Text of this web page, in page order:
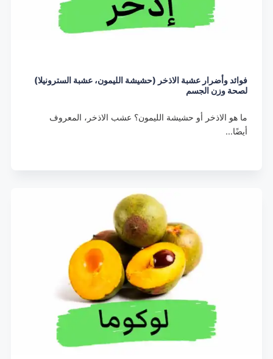
فوائد وأضرار عشبة الاذخر (حشيشة الليمون، عشبة السترونيلا)
لصحة وزن الجسم
ما هو الاذخر أو حشيشة الليمون؟ عشب الاذخر، المعروف
أيضًا…